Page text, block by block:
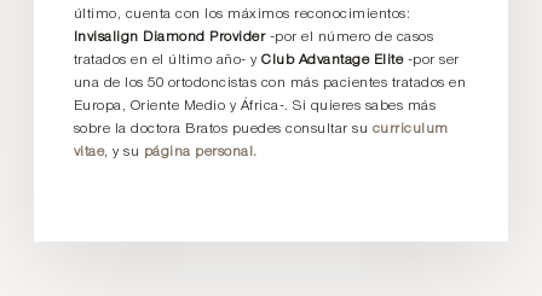
último, cuenta con los máximos reconocimientos:
Invisalign Diamond Provider-por el número de casos
tratados en el último año- yClub Advantage Elite-por ser
una de los 50 ortodoncistas con más pacientes tratados en
Europa, Oriente Medio y África-. Si quieres sabes más
sobre la doctora Bratos puedes consultar su curriculum
vitae, y su página personal.